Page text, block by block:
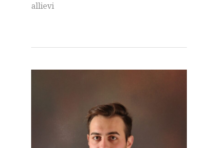
allievi